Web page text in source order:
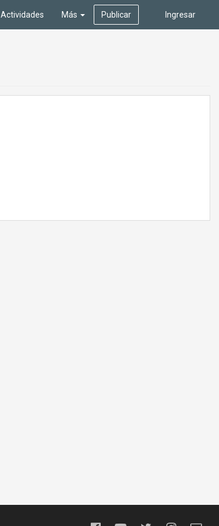
Ingresar
Actividades Más Publicar